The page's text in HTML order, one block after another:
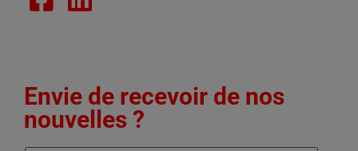
Envie de recevoir de nos
nouvelles ?